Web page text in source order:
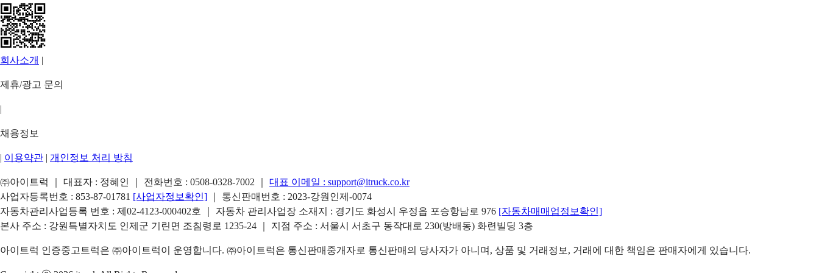
회사소개 |
제휴/광고 문의
|
채용정보
| 이용약관 | 개인정보 처리 방침
㈜아이트럭 ｜ 대표자 : 정혜인 ｜ 전화번호 : 0508-0328-7002 대표 이메일 : support@itruck.co.kr
사업자등록번호 : 853-87-01781 [사업자정보확인]
｜ 통신판매번호 : 2023-강원인제-0074
자동차관리사업등록 번호 : 제02-4123-000402호 ｜ 자동차 관리사업장 소재지 : 경기도 화성시 우정읍 포승항남로 976 [자동차매매업정보확인]
본사 주소 : 강원특별자치도 인제군 기린면 조침령로 1235-24 ｜ 지점 주소 : 서울시 서초구 동작대로 230(방배동) 화련빌딩 3층
아이트럭 인증중고트럭은 ㈜아이트럭이 운영합니다. ㈜아이트럭은 통신판매중개자로 통신판매의 당사자가 아니며, 상품 및 거래정보, 거래에 대한 책임은 판매자에게 있습니다.